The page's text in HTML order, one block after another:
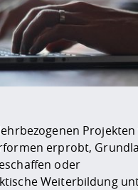
erprobt,
oder
Weiterbildung